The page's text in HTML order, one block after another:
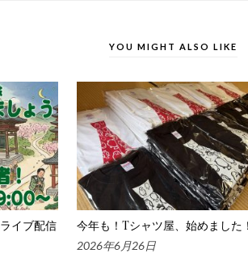
YOU MIGHT ALSO LIKE
イブ配信
今年も！Tシャツ屋、始めました！
2026年6月26日